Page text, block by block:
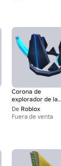
Corona de
explorador de la
Bóveda
De Roblox
Fuera de venta